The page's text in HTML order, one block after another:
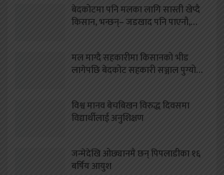
बेदकोटमा पनि मलका लागि सास्ती खेप्दै
किसान, भन्छन्– जडखाद पनि पाएनौ,…
मल माग्दै सहकारीमा किसानको भीड
लागेपछि बेदकोट सहकारी सञ्जाल पुग्यो…
विश्व मानव बेचबिखन विरुद्ध दिवसमा
विद्यार्थीलाई अनुशिक्षण
जन्मेदेखि ओछ्यानमै छन् पिपलाडीका १६
बर्षिय आयुश